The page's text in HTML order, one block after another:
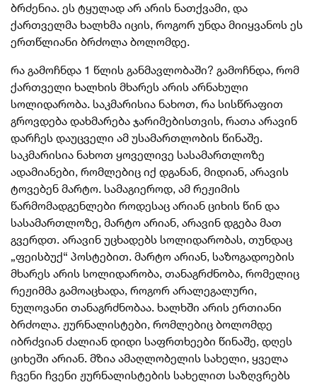
ბრძენია. ეს ტყულად არ არის ნათქვამი, და
ქართველმა ხალხმა იცის, როგორ უნდა მიიყვანოს ეს
ერთწლიანი ბრძოლა ბოლომდე.
რა გამოჩნდა 1 წლის განმავლობაში? გამოჩნდა, რომ
ქართველი ხალხის მხარეს არის არნახული
სოლიდარობა. საკმარისია ნახოთ, რა სისწრაფით
გროვდება დახმარება ჯარიმებისთვის, რათა არავინ
დარჩეს დაუცველი ამ უსამართლობის წინაშე.
საკმარისია ნახოთ ყოველივე სასამართლოზე
ადამიანები, რომლებიც იქ დგანან, მიდიან, არავის
ტოვებენ მარტო. სამაგიეროდ, ამ რეჟიმის
წარმომადგენლები როდესაც არიან ციხის წინ და
სასამართლოზე, მარტო არიან, არავინ დგება მათ
გვერდთ. არავინ უცხადებს სოლიდარობას, თუნდაც
„ფეისბუქ“ პოსტებით. მარტო არიან, საზოგადოების
მხარეს არის სოლიდარობა, თანაგრძნობა, რომელიც
რეჟიმმა გამოაცხადა, როგორ არალეგალური,
ნულოვანი თანაგრძნობაა. ხალხში არის ერთიანი
ბრძოლა. ჟურნალისტები, რომლებიც ბოლომდე
იბრძვიან ძალიან დიდი საფრთხეები წინაშე, დღეს
ციხეში არიან. მზია ამაღლობელის სახელი, ყველა
ჩვენი ჩვენი ჟურნალისტების სახელით საზღვრებს